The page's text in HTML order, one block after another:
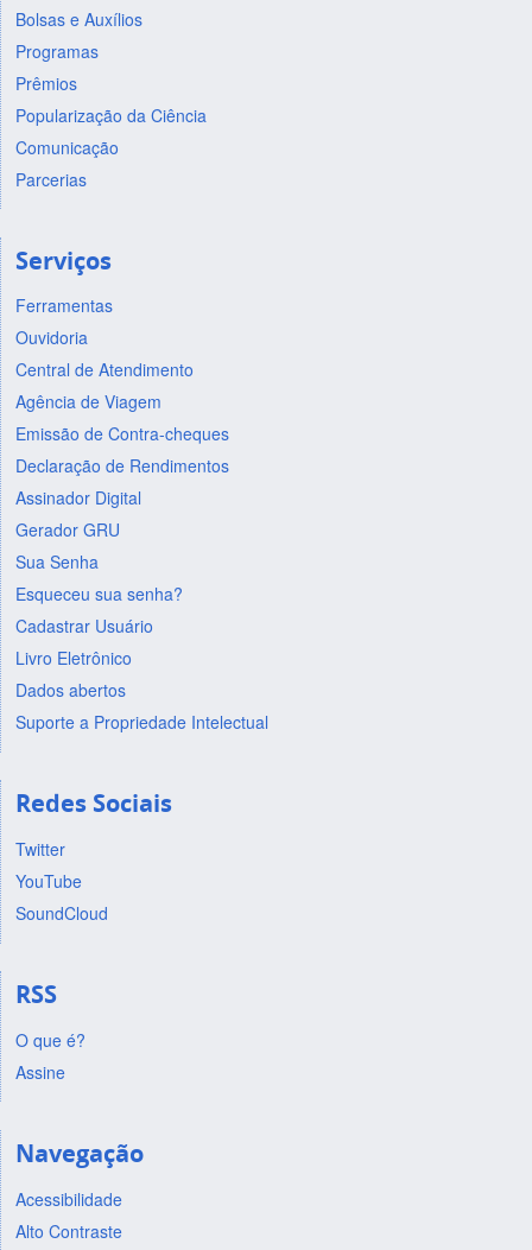
Bolsas e Auxílios
Programas
Prêmios
Popularização da Ciência
Comunicação
Parcerias
Serviços
Ferramentas
Ouvidoria
Central de Atendimento
Agência de Viagem
Emissão de Contra-cheques
Declaração de Rendimentos
Assinador Digital
Gerador GRU
Sua Senha
Esqueceu sua senha?
Cadastrar Usuário
Livro Eletrônico
Dados abertos
Suporte a Propriedade Intelectual
Redes Sociais
Twitter
YouTube
SoundCloud
RSS
O que é?
Assine
Navegação
Acessibilidade
Alto Contraste